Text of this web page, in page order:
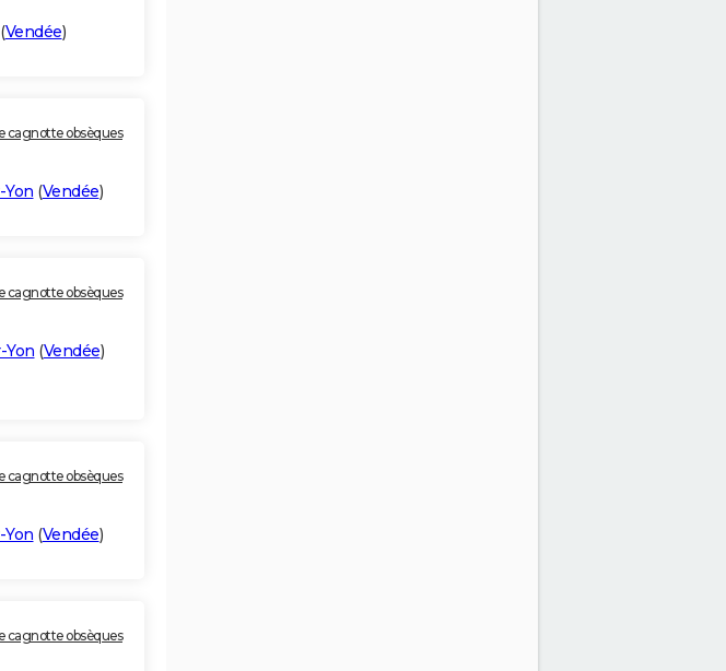
(Vendée)
cagnotte obsèques
Yon (Vendée)
cagnotte obsèques
Yon (Vendée)
cagnotte obsèques
Yon (Vendée)
cagnotte obsèques